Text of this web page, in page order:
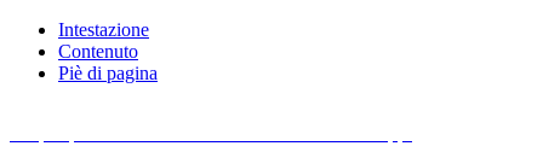
Intestazione
Contenuto
Piè di pagina